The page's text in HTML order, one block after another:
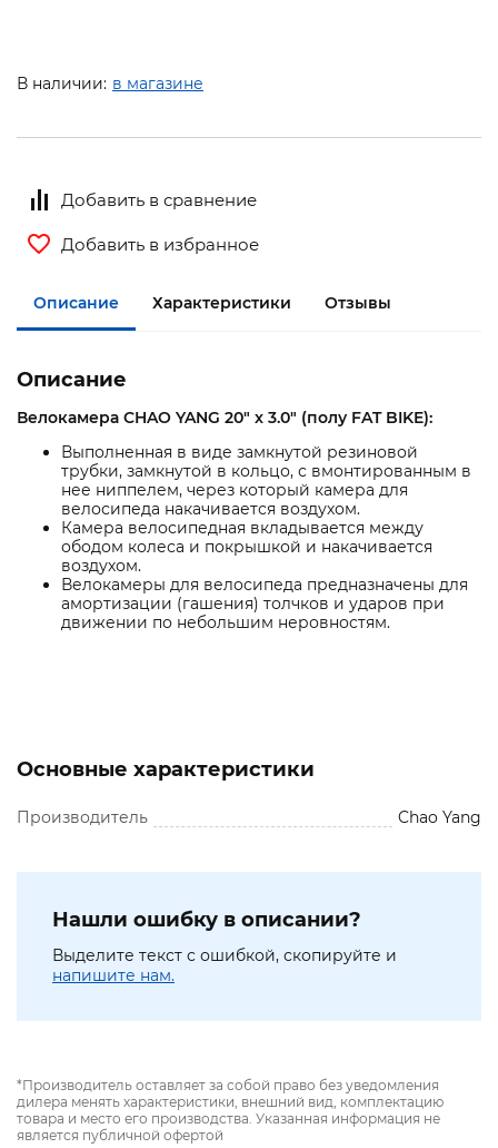
В наличии: в магазине
Добавить в сравнение
Добавить в избранное
Описание Характеристики Отзывы
Описание
Велокамера CHAO YANG 20" x 3.0" (полу FAT BIKE):
Выполненная в виде замкнутой резиновой
трубки, замкнутой в кольцо, с вмонтированным в
нее ниппелем, через который камера для
велосипеда накачивается воздухом.
Камера велосипедная вкладывается между
ободом колеса и покрышкой и накачивается
воздухом.
Велокамеры для велосипеда предназначены для
амортизации (гашения) толчков и ударов при
движении по небольшим неровностям.
Основные характеристики
Производитель Chao Yang
Нашли ошибку в описании?
Выделите текст с ошибкой, скопируйте и
напишите нам.
*Производитель оставляет за собой право без уведомления
дилера менять характеристики, внешний вид, комплектацию
товара и место его производства. Указанная информация не
является публичной офертой